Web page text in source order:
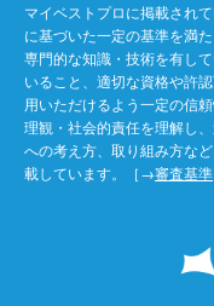
マイベストプロに掲載され
に基づいた一定の基準を満
専門的な知識・技術を有し
いること、適切な資格や許
用いただけるよう一定の信
理観・社会的責任を理解し
への考え方、取り組み方な
載しています。［→審査基準